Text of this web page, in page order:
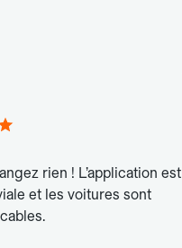
rien ! L’application est
et les voitures sont